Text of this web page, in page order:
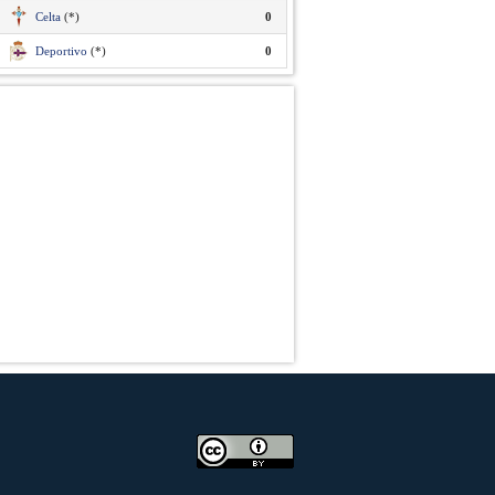
Celta (*) 0
Deportivo (*) 0